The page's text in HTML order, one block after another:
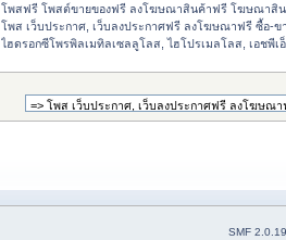
โพสฟรี โพสต์ขายของฟรี ลงโฆษณาสินค้าฟรี โฆษณาสิ
โพส เว็บประกาศ, เว็บลงประกาศฟรี ลงโฆษณาฟรี ซื้อ-ข
ไฮดรอกซีโพรพิลเมทิลเซลลูโลส, ไฮโปรเมลโลส, เอชพีเ
SMF 2.0.19